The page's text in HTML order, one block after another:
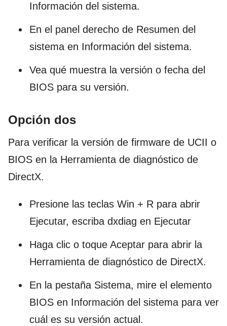
Información del sistema.
En el panel derecho de Resumen del
sistema en Información del sistema.
Vea qué muestra la versión o fecha del
BIOS para su versión.
Opción dos
Para verificar la versión de firmware de UCII o
BIOS en la Herramienta de diagnóstico de
DirectX.
Presione las teclas Win + R para abrir
Ejecutar, escriba dxdiag en Ejecutar
Haga clic o toque Aceptar para abrir la
Herramienta de diagnóstico de DirectX.
En la pestaña Sistema, mire el elemento
BIOS en Información del sistema para ver
cuál es su versión actual.